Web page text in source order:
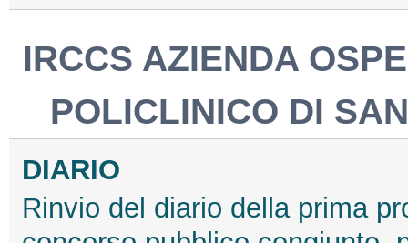
IRCCS AZIENDA
POLICLINICO DI
DIARIO
Rinvio del diario della prima